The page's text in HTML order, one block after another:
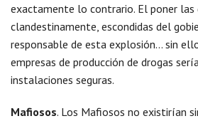
exactamente lo contrario. El poner las
clandestinamente, escondidas del
responsable de esta explosión… sin
empresas de producción de drogas
instalaciones seguras.
Mafiosos. Los Mafiosos no existirían